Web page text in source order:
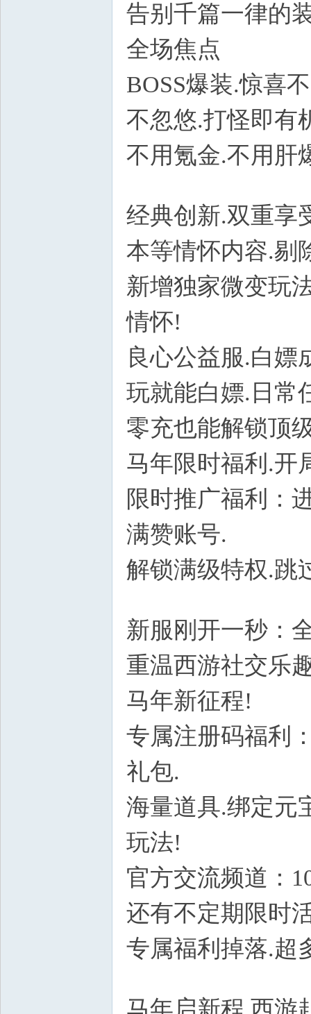
告别千篇一律的
全场焦点
BOSS爆装.惊喜
不忽悠.打怪即有
不用氪金.不用肝
经典创新.双重享
本等情怀内容.剔
新增独家微变玩
情怀!
良心公益服.白嫖
玩就能白嫖.日常
零充也能解锁顶
马年限时福利.开
限时推广福利：
满赞账号.
解锁满级特权.跳
新服刚开一秒：
重温西游社交乐
马年新征程!
专属注册码福利
礼包.
海量道具.绑定元
玩法!
官方交流频道：
还有不定期限时
专属福利掉落.超
马年启新程.西游